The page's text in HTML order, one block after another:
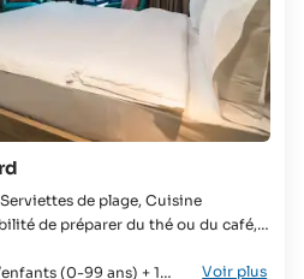
(0-99 ans) + 1
Voir plus